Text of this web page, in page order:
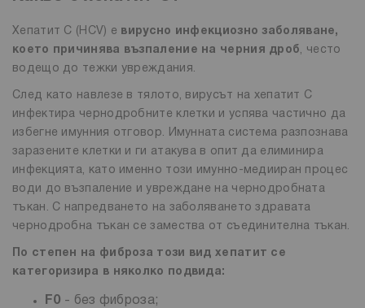
Хепатит C (HCV) е
вирусно инфекциозно заболяване,
което причинява възпаление на черния дроб, често
водещо до тежки увреждания.
След като навлезе в тялото, вирусът на хепатит C
инфектира чернодробните клетки и успява частично да
избегне имунния отговор. Имунната система разпознава
заразените клетки и ги атакува в опит да елиминира
инфекцията, като именно този имунно-медииран процес
води до възпаление и увреждане на чернодробната
тъкан. С напредването на заболяването здравата
чернодробна тъкан се замества от съединителна тъкан.
По степен на фиброза този вид хепатит се
категоризира в няколко подвида:
F0 - без фиброза;